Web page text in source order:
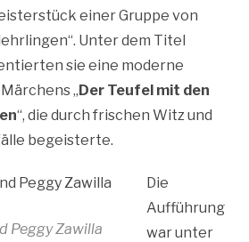
einer Gruppe von
Unter dem Titel
sie eine moderne
„Der Teufel mit den
“, die durch frischen Witz und
begeisterte.
Peggy Zawilla
Die
Aufführung
war unter